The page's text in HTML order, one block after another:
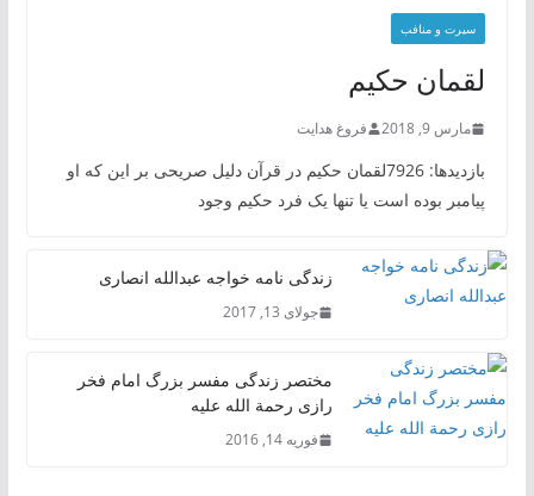
سیرت و منافب
لقمان حکیم
مارس 9, 2018 فروغ هدایت
بازدیدها: 7926لقمان حکیم در قرآن دلیل صریحی بر این که او
پیامبر بوده است یا تنها یک فرد حکیم وجود
زندگی نامه خواجه عبدالله انصاری
جولای 13, 2017
مختصر زندگی مفسر بزرگ امام فخر
رازی رحمة الله علیه
فوریه 14, 2016